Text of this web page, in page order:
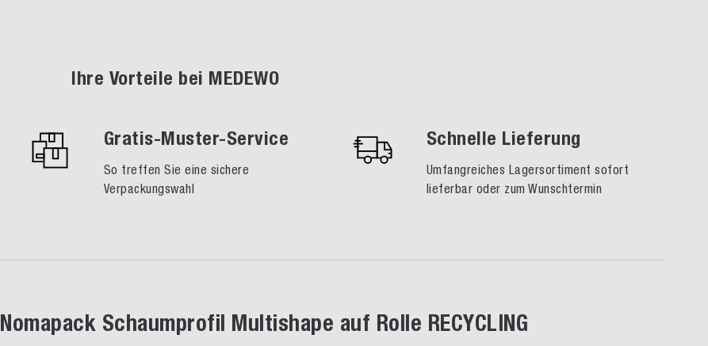
Ihre Vorteile bei MEDEWO
Gratis-Muster-Service
So treffen Sie eine sichere
Verpackungswahl
Schnelle Lieferung
Umfangreiches Lagersortiment sofort
lieferbar oder zum Wunschtermin
Nomapack Schaumprofil Multishape auf Rolle RECYCLING